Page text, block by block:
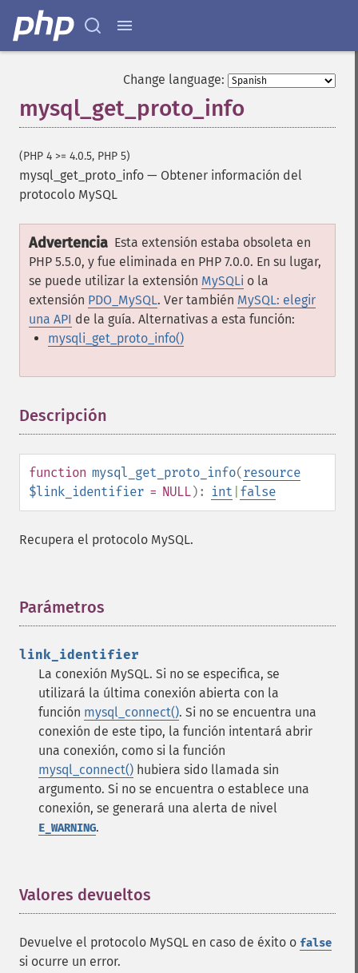
Change language:
mysql_get_proto_info
(PHP 4 >= 4.0.5, PHP 5)
mysql_get_proto_info — Obtener información del
protocolo MySQL
Advertencia Esta extensión estaba obsoleta en
PHP 5.5.0, y fue eliminada en PHP 7.0.0. En su lugar,
se puede utilizar la extensión MySQLi o la
extensión PDO_MySQL. Ver también MySQL: elegir
una API de la guía. Alternativas a esta función:
mysqli_get_proto_info()
Descripción
function mysql_get_proto_info(resource
$link_identifier = NULL): int false
Recupera el protocolo MySQL.
Parámetros
link_identifier
La conexión MySQL. Si no se especifica, se
utilizará la última conexión abierta con la
función mysql_connect(). Si no se encuentra una
conexión de este tipo, la función intentará abrir
una conexión, como si la función
mysql_connect() hubiera sido llamada sin
argumento. Si no se encuentra o establece una
conexión, se generará una alerta de nivel
E_WARNING.
Valores devueltos
Devuelve el protocolo MySQL en caso de éxito o false
si ocurre un error.